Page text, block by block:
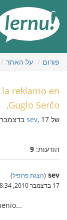
העניינים
פורום על האתר
la reklamo en
Guglo Serĉo,
של sev, 17 בדצמבר 2010
הודעות: 9
sev
(הצגת פרופיל)
17 בדצמבר 2010, 22:48:34